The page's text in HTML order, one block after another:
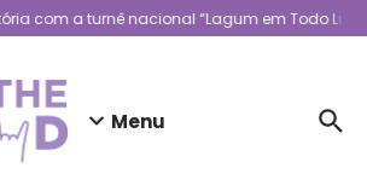
com a turnê nacional “Lagum em Todo
Menu